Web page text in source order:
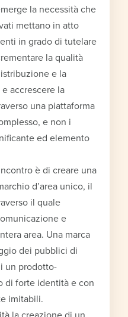
la necessità che
mettano in atto
in grado di tutelare
la qualità
e la
accrescere la
una piattaforma
e non i
ed elemento
è di creare una
d’area unico, il
il quale
e
area. Una marca
dei pubblici di
un prodotto-
di forte identità e con
imitabili.